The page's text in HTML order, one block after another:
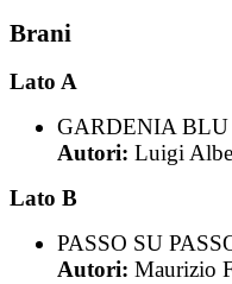
Brani
Lato A
GARDENIA BLU
Autori: Luigi
Lato B
PASSO SU
Autori: Maurizio